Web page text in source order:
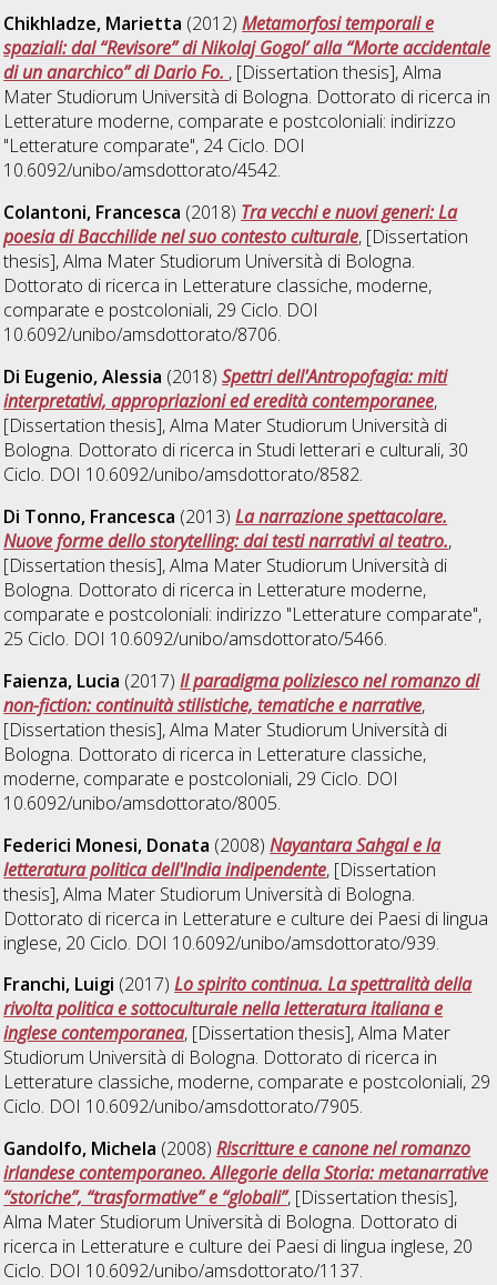
Chikhladze, Marietta (2012)Metamorfosi temporali e
spaziali: dal “Revisore” di Nikolaj Gogol’ alla “Morte accidentale
di un anarchico” di Dario Fo. , [Dissertation thesis], Alma
Mater Studiorum Università di Bologna. Dottorato di ricerca in
Letterature moderne, comparate e postcoloniali: indirizzo
"Letterature comparate", 24 Ciclo. DOI
10.6092/unibo/amsdottorato/4542.
Colantoni, Francesca (2018) Tra vecchi e nuovi generi: La
poesia di Bacchilide nel suo contesto culturale, [Dissertation
thesis], Alma Mater Studiorum Università di Bologna.
Dottorato di ricerca in Letterature classiche, moderne,
comparate e postcoloniali, 29 Ciclo. DOI
10.6092/unibo/amsdottorato/8706.
Di Eugenio, Alessia (2018)Spettri dell'Antropofagia: miti
interpretativi, appropriazioni ed eredità contemporanee,
[Dissertation thesis], Alma Mater Studiorum Università di
Bologna. Dottorato di ricerca in Studi letterari e culturali, 30
Ciclo. DOI 10.6092/unibo/amsdottorato/8582.
Di Tonno, Francesca (2013)La narrazione spettacolare.
Nuove forme dello storytelling: dai testi narrativi al teatro.,
[Dissertation thesis], Alma Mater Studiorum Università di
Bologna. Dottorato di ricerca in Letterature moderne,
comparate e postcoloniali: indirizzo "Letterature comparate",
25 Ciclo. DOI 10.6092/unibo/amsdottorato/5466.
Faienza, Lucia (2017)Il paradigma poliziesco nel romanzo di
non-fiction: continuità stilistiche, tematiche e narrative,
[Dissertation thesis], Alma Mater Studiorum Università di
Bologna. Dottorato di ricerca in Letterature classiche,
moderne, comparate e postcoloniali, 29 Ciclo. DOI
10.6092/unibo/amsdottorato/8005.
Federici Monesi, Donata (2008)Nayantara Sahgal e la
letteratura politica dell'India indipendente, [Dissertation
thesis], Alma Mater Studiorum Università di Bologna.
Dottorato di ricerca in Letterature e culture dei Paesi di lingua
inglese, 20 Ciclo. DOI 10.6092/unibo/amsdottorato/939.
Franchi, Luigi (2017)Lo spirito continua. La spettralità della
rivolta politica e sottoculturale nella letteratura italiana e
inglese contemporanea, [Dissertation thesis], Alma Mater
Studiorum Università di Bologna. Dottorato di ricerca in
Letterature classiche, moderne, comparate e postcoloniali, 29
Ciclo. DOI 10.6092/unibo/amsdottorato/7905.
Gandolfo, Michela (2008)Riscritture e canone nel romanzo
irlandese contemporaneo. Allegorie della Storia: metanarrative
“storiche”, “trasformative” e “globali”, [Dissertation thesis],
Alma Mater Studiorum Università di Bologna. Dottorato di
ricerca in Letterature e culture dei Paesi di lingua inglese, 20
Ciclo. DOI 10.6092/unibo/amsdottorato/1137.